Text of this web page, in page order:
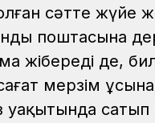
сәтте жүйе
поштасына
жібереді де,
мерзім
уақытында сатып